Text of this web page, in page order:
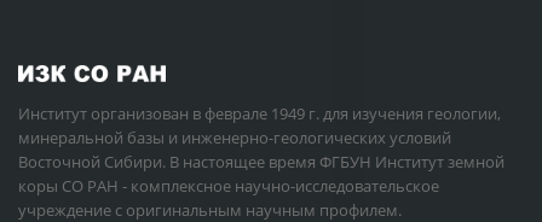
Институт организован в феврале 1949 г. для изучения геологии,
минеральной базы и инженерно-геологических условий
Восточной Сибири. В настоящее время ФГБУН Институт земной
коры СО РАН - комплексное научно-исследовательское
учреждение с оригинальным научным профилем.